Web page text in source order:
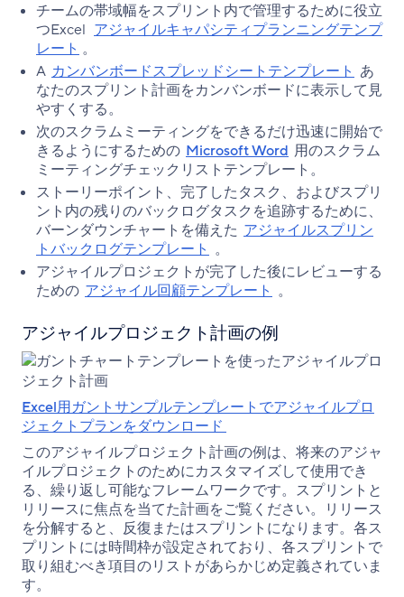
チームの帯域幅をスプリント内で管理するために役立
つExcel アジャイルキャパシティプランニングテンプ
レート 。
A カンバンボードスプレッドシートテンプレート あ
なたのスプリント計画をカンバンボードに表示して見
やすくする。
次のスクラムミーティングをできるだけ迅速に開始で
きるようにするための Microsoft Word 用のスクラム
ミーティングチェックリストテンプレート。
ストーリーポイント、完了したタスク、およびスプリ
ント内の残りのバックログタスクを追跡するために、
バーンダウンチャートを備えた アジャイルスプリン
トバックログテンプレート 。
アジャイルプロジェクトが完了した後にレビューする
ための アジャイル回顧テンプレート 。
アジャイルプロジェクト計画の例
Excel用ガントサンプルテンプレートでアジャイルプロ
ジェクトプランをダウンロード
このアジャイルプロジェクト計画の例は、将来のアジャ
イルプロジェクトのためにカスタマイズして使用でき
る、繰り返し可能なフレームワークです。スプリントと
リリースに焦点を当てた計画をご覧ください。リリース
を分解すると、反復またはスプリントになります。各ス
プリントには時間枠が設定されており、各スプリントで
取り組むべき項目のリストがあらかじめ定義されていま
す。